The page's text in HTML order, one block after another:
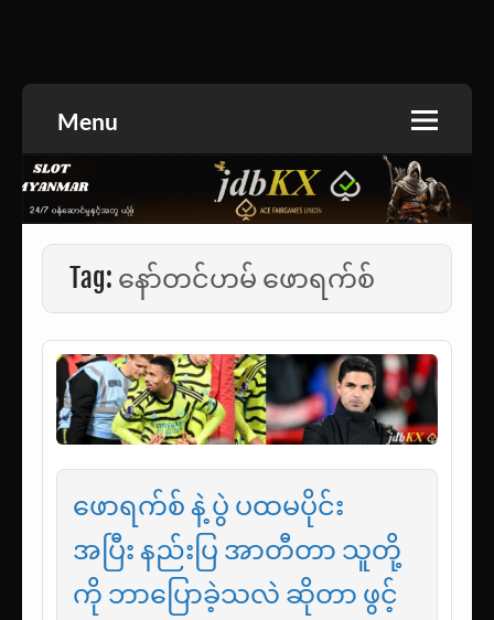
ဝတ္ထုတို
Menu
Tag: နော်တင်ဟမ် ဖောရက်စ်
ဖောရက်စ် နဲ့ ပွဲ ပထမပိုင်း
အပြီး နည်းပြ အာတီတာ သူတို့
ကို ဘာပြောခဲ့သလဲ ဆိုတာ ဖွင့်